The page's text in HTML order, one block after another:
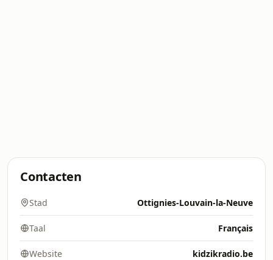
Contacten
Stad Ottignies-Louvain-la-Neuve
Taal Français
Website kidzikradio.be